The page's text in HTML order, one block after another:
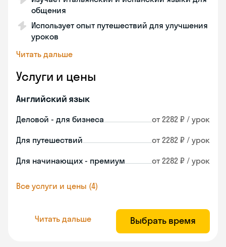
общения
Использует опыт путешествий для улучшения
уроков
Читать дальше
Услуги и цены
Английский язык
Деловой - для бизнеса от 2282 ₽ / урок
Для путешествий от 2282 ₽ / урок
Для начинающих - премиум от 2282 ₽ / урок
Все услуги и цены (4)
Читать дальше Выбрать время